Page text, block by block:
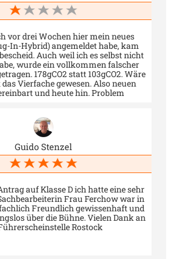
vor drei Wochen hier mein neues
In-Hybrid) angemeldet habe, kam
Auch weil ich es selbst nicht
wurde ein vollkommen falscher
178gCO2 statt 103gCO2. Wäre
Vierfache gewesen. Also neuen
und heute hin. Problem
mit einer Kollegin bekam ich die
könne mir 145gCO2 „anbieten“ und
es wohl in den Fahrzeugdaten als
Bitte was? Anbieten? NEIN! Es ist
Das kann nicht sein! Genervt
die Papiere vor und zeigte auch die
las mir die Minischrift durch,
Sie meinte, dass der Warteraum voll
andere ihren Termin wahrnehmen
zog Sie noch einen männlichen
hinzu, welcher mir das
145gCO2 zu verkaufen versuchte,
Guido Stenzel
auf Klasse D ich hatte eine sehr
Frau Ferchow war in
Freundlich gewissenhaft und
über die Bühne. Vielen Dank an
Rostock